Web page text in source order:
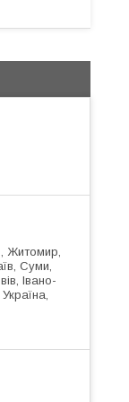
Житомир,
Суми,
Івано-